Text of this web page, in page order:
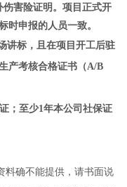
伤害险证明 。项目正式开
时申报的人员一致。
讲标，且在项目开工后驻
产考核合格证书（A/B
；至少1年本公司社保证
料确不能提供，请书面说